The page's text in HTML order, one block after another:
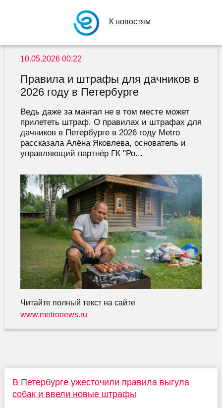
К новостям
10.05.2026 00:22
Правила и штрафы для дачников в
2026 году в Петербурге
Ведь даже за мангал не в том месте может
прилететь штраф. О правилах и штрафах для
дачников в Петербурге в 2026 году Metro
рассказала Алёна Яковлева, основатель и
управляющий партнёр ГК "Ро...
Читайте полный текст на сайте
www.metronews.ru
В Петербурге ужесточили правила выгула
собак и ввели новые штрафы